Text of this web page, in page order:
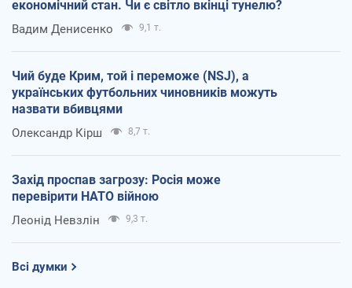
економічний стан. Чи є світло вкінці тунелю?
Вадим Денисенко 9,1 т.
Чий буде Крим, той і переможе (NSJ), а
українських футбольних чиновників можуть
назвати вбивцями
Олександр Кірш 8,7 т.
Захід проспав загрозу: Росія може
перевірити НАТО війною
Леонід Невзлін 9,3 т.
Всі думки